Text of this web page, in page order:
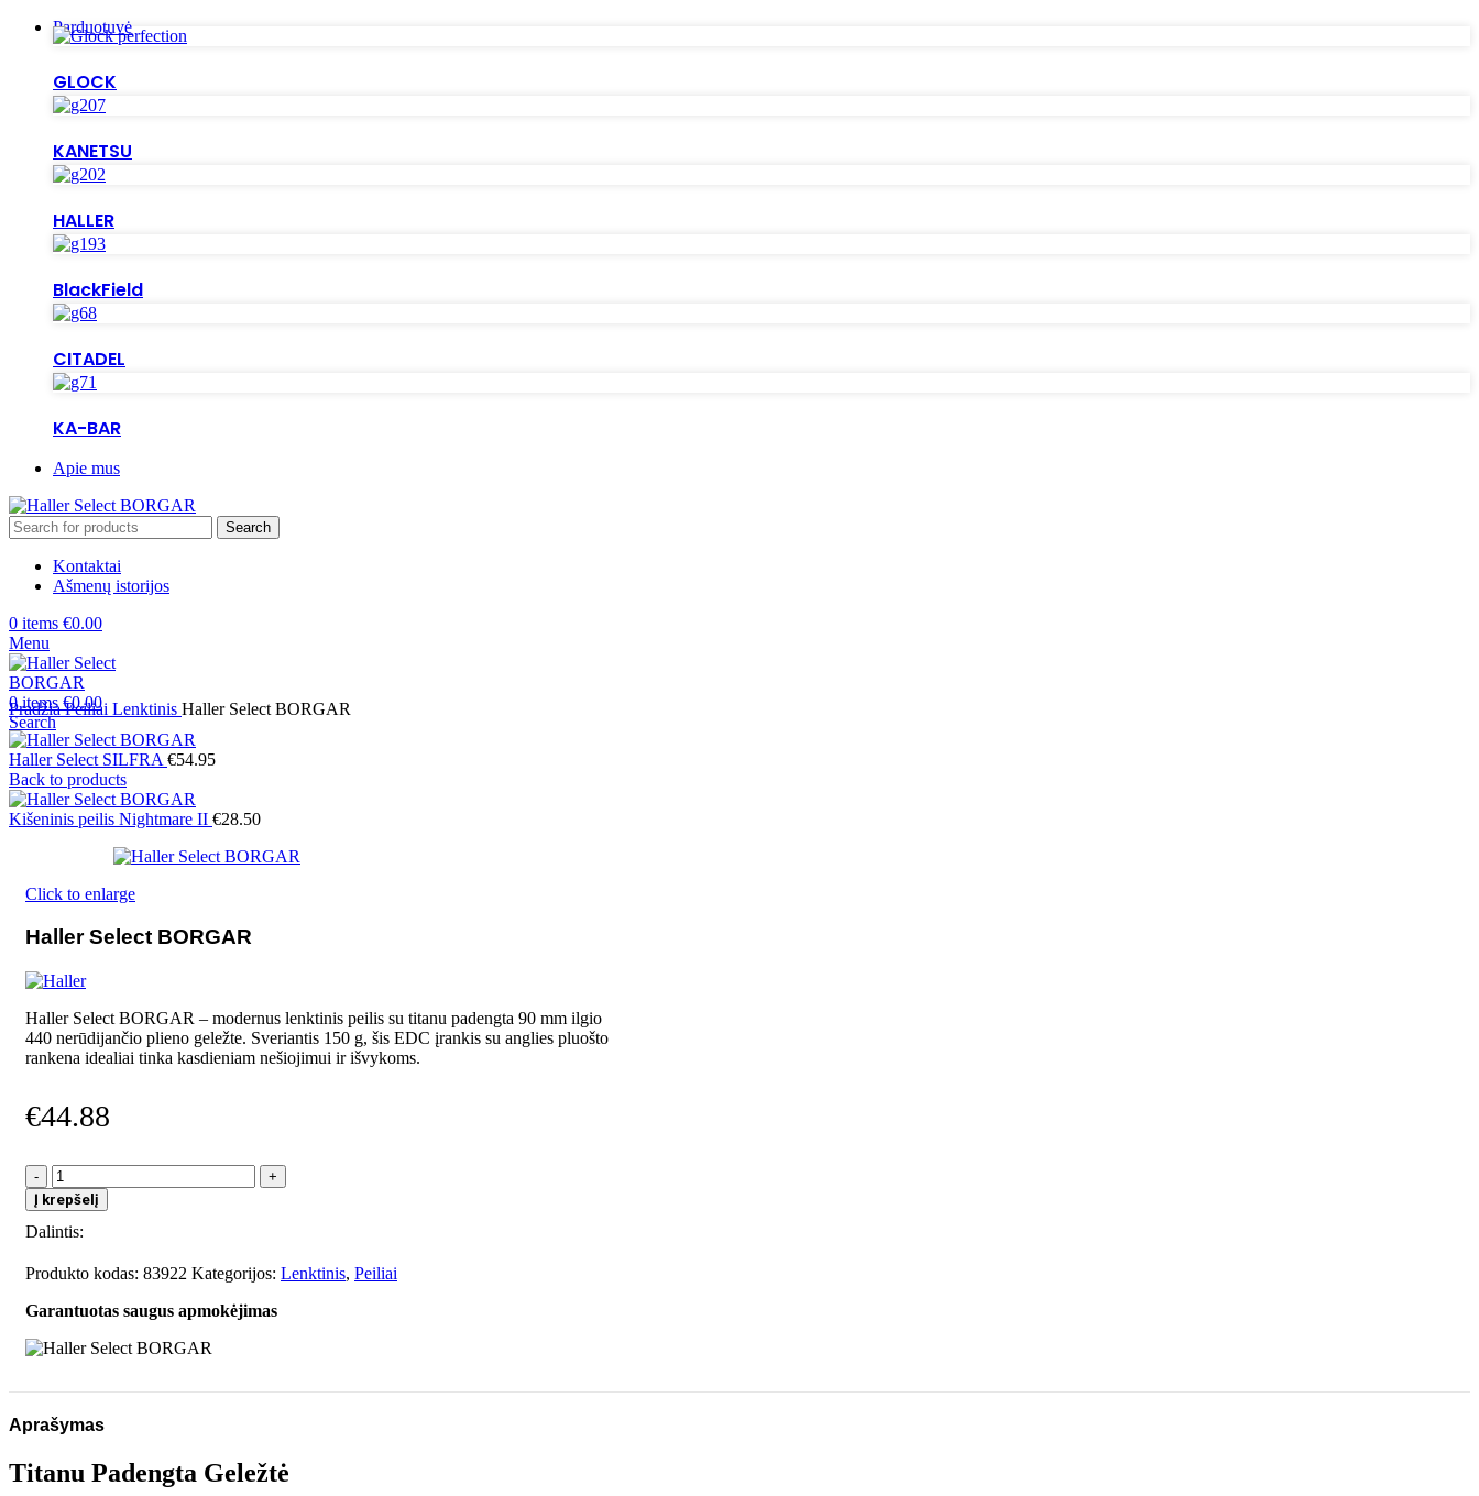
Parduotuvė
GLOCK
KANETSU
HALLER
BlackField
CITADEL
KA-BAR
Apie mus
Search
Kontaktai
Ašmenų istorijos
0 items €0.00
Menu
0items €0.00
Search
PradžiaPeiliai Lenktinis Haller Select BORGAR
Haller Select SILFRA €54.95
Back to products
Kišeninis peilis Nightmare II €28.50
Click to enlarge
Haller Select BORGAR
Haller Select BORGAR – modernus lenktinis peilis su titanu padengta 90 mm ilgio
440 nerūdijančio plieno geležte. Sveriantis 150 g, šis EDC įrankis su anglies pluošto
rankena idealiai tinka kasdieniam nešiojimui ir išvykoms.
€44.88
produkto
kiekis:
Haller
Select
Į krepšelį
Dalintis:
Produkto kodas: 83922 Kategorijos: Lenktinis, Peiliai
Garantuotas saugus apmokėjimas
Aprašymas
Titanu Padengta Geležtė